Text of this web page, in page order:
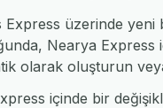
üzerinde yeni
Nearya Express
olarak oluşturun
içinde bir